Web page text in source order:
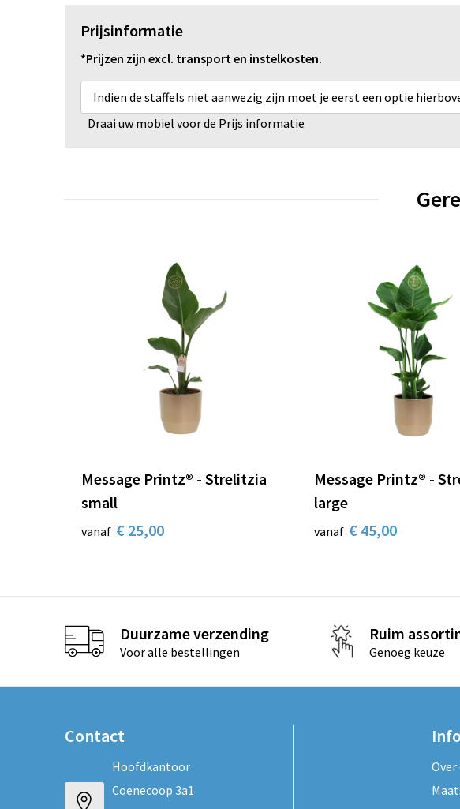
Prijsinformatie
*Prijzen zijn excl. transport en instelkosten.
Indien de staffels niet aanwezig zijn moet je eerst een optie
Draai uw mobiel voor de Prijs informatie
Message Printz® - Strelitzia
small
vanaf € 25,00
Message Printz® -
large
vanaf € 45,00
Duurzame verzending
Voor alle bestellingen
Ruim
Genoeg keuze
Contact
Hoofdkantoor
Coenecoop 3a1
Over